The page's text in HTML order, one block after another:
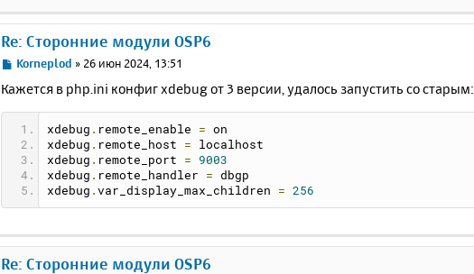
Re: Сторонние модули OSP6
С
о
б
щ
Korneplod » 26 июн 2024, 13:51
Кажется в php.ini конфиг xdebug от 3 версии, удалось запустить со старым:
xdebug . remote_enable = on
xdebug . remote_host = localhost
xdebug . remote_port =
9003
xdebug . remote_handler = dbgp
xdebug . var_display_max_children = 256
Re: Сторонние модули OSP6